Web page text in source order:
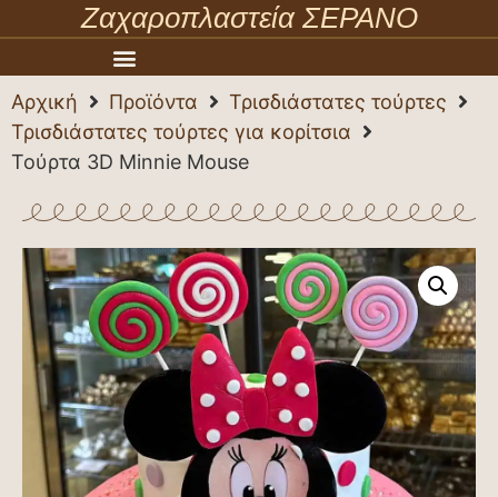
Ζαχαροπλαστεία ΣΕΡΑΝΟ
Αρχική Προϊόντα
Τρισδιάστατες τούρτες
Τρισδιάστατες τούρτες για κορίτσια
Τούρτα 3D Minnie Mouse